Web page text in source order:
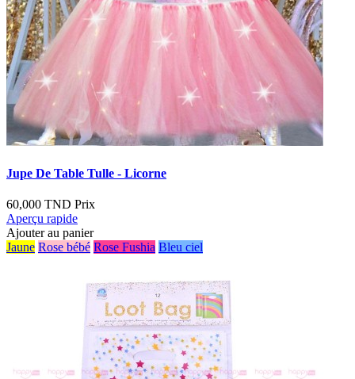
Jupe De Table Tulle - Licorne
60,000 TND Prix
Aperçu rapide
Ajouter au panier
Jaune Rose bébé Rose Fushia Bleu ciel